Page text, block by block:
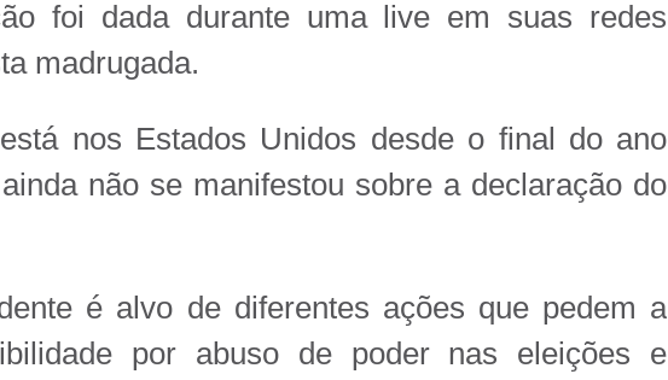
foi dada durante uma live em suas redes
madrugada.
nos Estados Unidos desde o final do ano
não se manifestou sobre a declaração do
é alvo de diferentes ações que pedem a
por abuso de poder nas eleições e